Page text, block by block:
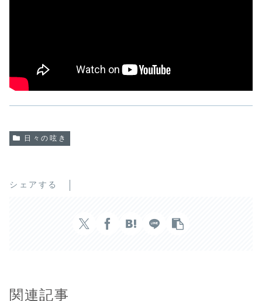
日々の呟き
シェアする
関連記事